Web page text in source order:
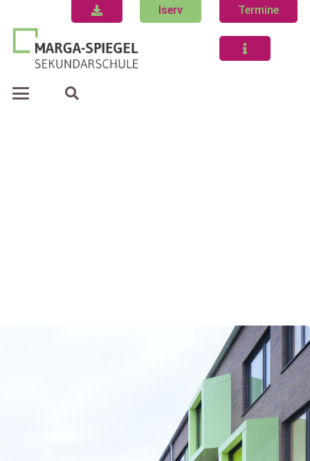
Iserv Termine